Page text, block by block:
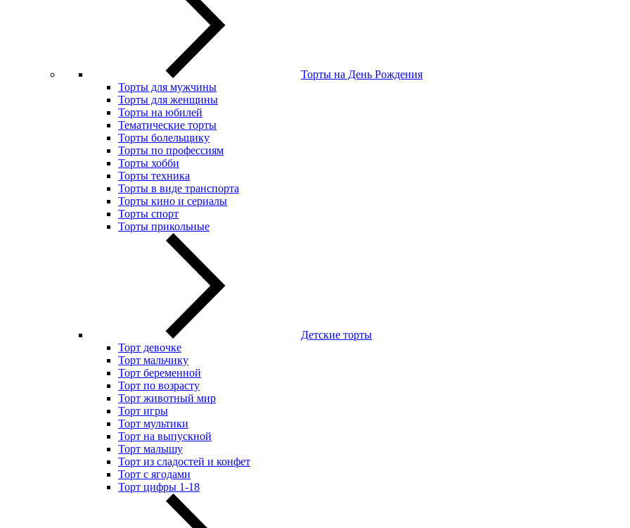
Торты на День Рождения
Торты для мужчины
Торты для женщины
Торты на юбилей
Тематические торты
Торты болельщику
Торты по профессиям
Торты хобби
Торты техника
Торты в виде транспорта
Торты кино и сериалы
Торты спорт
Торты прикольные
Детские торты
Торт девочке
Торт мальчику
Торт беременной
Торт по возрасту
Торт животный мир
Торт игры
Торт мультики
Торт на выпускной
Торт малышу
Торт из сладостей и конфет
Торт с ягодами
Торт цифры 1-18